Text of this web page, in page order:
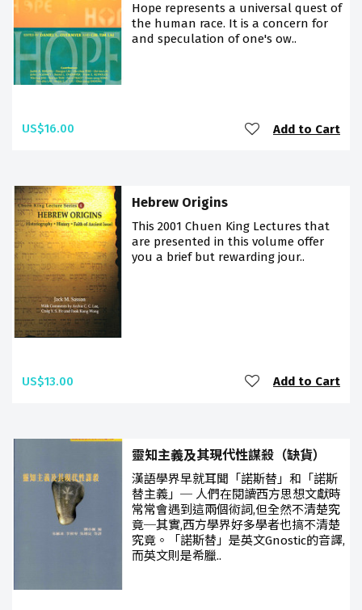
Hope represents a universal quest of
the human race. It is a concern for
and speculation of one's ow..
US$16.00 Add to Cart
Hebrew Origins
This 2001 Chuen King Lectures that
are presented in this volume offer
you a brief but rewarding jour..
US$13.00 Add to Cart
靈知主義及其現代性謀殺（缺貨）
漢語學界早就耳聞「諾斯替」和「諾斯
替主義」─ 人們在閱讀西方思想文獻時
常常會遇到這兩個術詞,但全然不清楚究
竟─其實,西方學界好多學者也搞不清楚
究竟。「諾斯替」是英文Gnostic的音譯,
而英文則是希臘..